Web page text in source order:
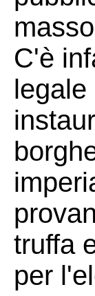
C'è
truffa
per